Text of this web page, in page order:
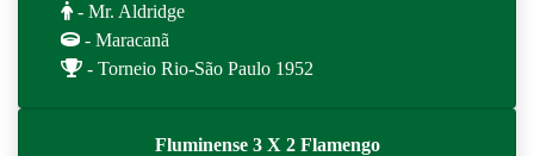
- Mr. Aldridge
- Maracanã
- Torneio Rio-São Paulo 1952
Fluminense 3 X 2 Flamengo